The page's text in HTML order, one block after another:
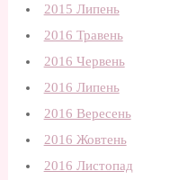
2015 Липень
2016 Травень
2016 Червень
2016 Липень
2016 Вересень
2016 Жовтень
2016 Листопад